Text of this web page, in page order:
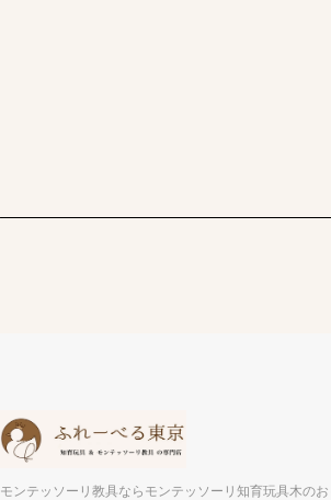
モンテッソーリ教具ならモンテッソーリ知育玩具木の